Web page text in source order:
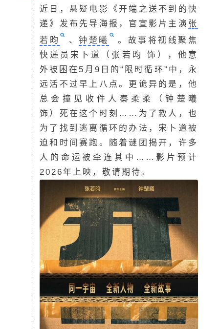
近日，悬疑电影《开端之送不到的快
递》发布先导海报，官宣影片主演 张
若昀
、钟楚曦
。故事将视线聚焦
快递员宋卜道（张若昀 饰），他意
外被困在5月9日的“限时循环”中，永
远活不过早上八点。更诡异的是，他
总会撞见收件人秦柔柔（钟楚曦
饰）死在这个时刻……为了救人，也
为了找到逃离循环的办法，宋卜道被
迫和时间赛跑。随着谜团揭开，许多
人的命运被牵连其中……影片预计
2026年上映，敬请期待。